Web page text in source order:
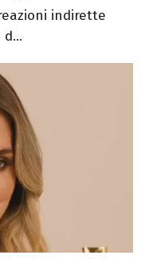
indirette